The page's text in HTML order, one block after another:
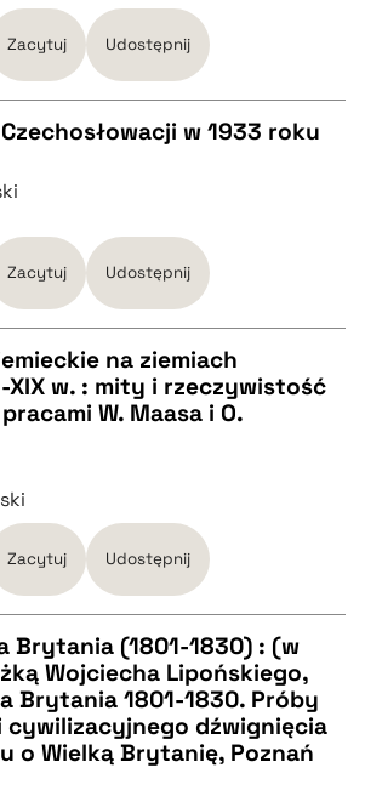
Zacytuj Udostępnij
w 1933 roku
Zacytuj Udostępnij
na ziemiach
XIX w. : mity i rzeczywistość
W. Maasa i O.
Zacytuj Udostępnij
Brytania (1801-1830) : (w
Wojciecha Lipońskiego,
Brytania 1801-1830. Próby
dźwignięcia
o Wielką Brytanię, Poznań